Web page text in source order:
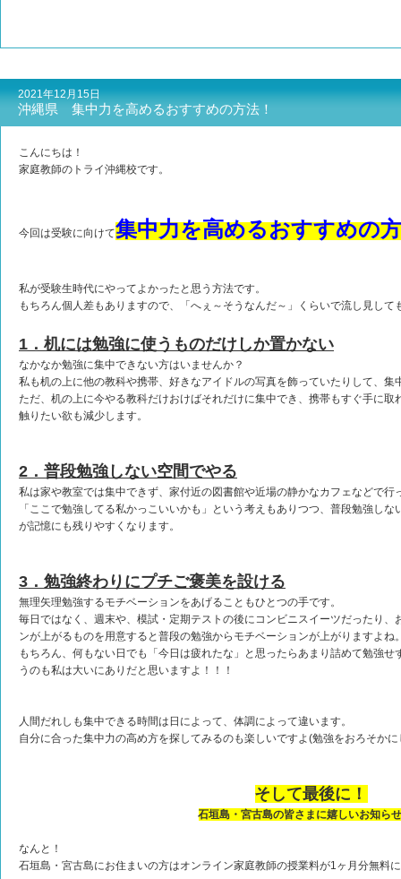
2021年12月15日
沖縄県 集中力を高めるおすすめの方法！
こんにちは！
家庭教師のトライ沖縄校です。
今回は受験に向けて集中力を高めるおすすめの
私が受験生時代にやってよかったと思う方法です。
もちろん個人差もありますので、「へぇ～そうなんだ～」くらいで流し見して
1．机には勉強に使うものだけしか置かない
なかなか勉強に集中できない方はいませんか？
私も机の上に他の教科や携帯、好きなアイドルの写真を飾っていたりして、
ただ、机の上に今やる教科だけおけばそれだけに集中でき、携帯もすぐ手に
触りたい欲も減少します。
2．普段勉強しない空間でやる
私は家や教室では集中できず、家付近の図書館や近場の静かなカフェなどで行
「ここで勉強してる私かっこいいかも」という考えもありつつ、普段勉強し
が記憶にも残りやすくなります。
3．勉強終わりにプチご褒美を設ける
無理矢理勉強するモチベーションをあげることもひとつの手です。
毎日ではなく、週末や、模試・定期テストの後にコンビニスイーツだったり
ンが上がるものを用意すると普段の勉強からモチベーションが上がりますよね
もちろん、何もない日でも「今日は疲れたな」と思ったらあまり詰めて勉強
うのも私は大いにありだと思いますよ！！！
人間だれしも集中できる時間は日によって、体調によって違います。
自分に合った集中力の高め方を探してみるのも楽しいですよ(勉強をおろそか
そして最後に！
石垣島・宮古島の皆さまに嬉しいお知ら
なんと！
石垣島・宮古島にお住まいの方はオンライン家庭教師の授業料が1ヶ月分無料